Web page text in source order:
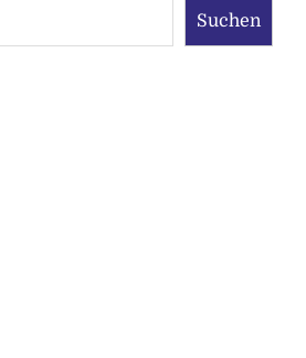
Suchen